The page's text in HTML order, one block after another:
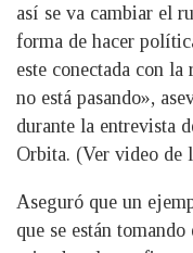
así se va cambiar el
forma de hacer
este conectada con
no está pasando»,
durante la entrevista
Orbita. (Ver video de
Aseguró que un
que se están